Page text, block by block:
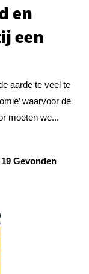
en
een
aarde te veel te
waarvoor de
moeten we...
19 Gevonden